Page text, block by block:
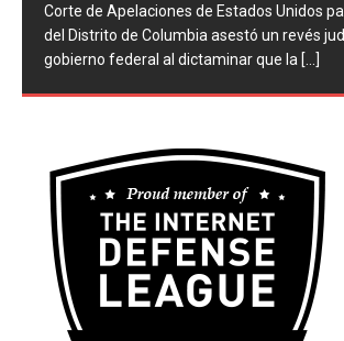
Corte de Apelaciones de Estados Unidos
del Distrito de Columbia asestó un revés
gobierno federal al dictaminar que la [...]